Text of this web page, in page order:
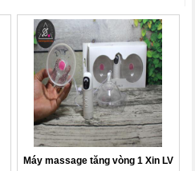
Máy massage tăng vòng 1 Xin LV